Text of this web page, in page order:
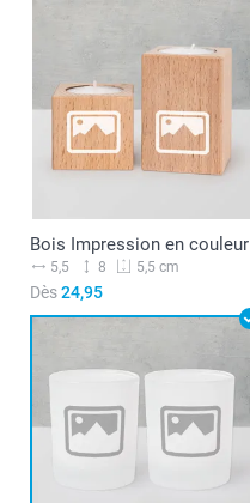
Bois Impression en couleur
5,5 8 5,5 cm
Dès24,95